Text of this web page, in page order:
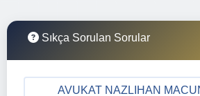
Sıkça Sorulan Sorular
AVUKAT NAZLIHAN